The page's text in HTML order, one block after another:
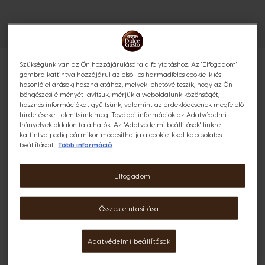
FLAT WHITE 48 KAPSZULÁS
CSOMAG
Kapszula ikon
Fedezd fel a Flat White-ot, az ausztrál kávézók selymes
Szükségünk van az Ön hozzájárulására a folytatáshoz. Az "Elfogadom"
gombra kattintva hozzájárul az első- és harmadfeles cookie-k (és
hasonló eljárások) használatához, melyek lehetővé teszik, hogy az Ön
böngészési élményét javítsuk, mérjük a weboldalunk közönségét,
hasznos információkat gyűjtsünk, valamint az érdeklődésének megfelelő
hirdetéseket jelenítsünk meg. További információk az Adatvédelmi
Irányelvek oldalon találhatók. Az "Adatvédelmi beállítások" linkre
kattintva pedig bármikor módosíthatja a cookie-kkal kapcsolatos
beállításait.
Több információ
Összes elutasítása
Elfogadom
Adatvédelmi beállítások